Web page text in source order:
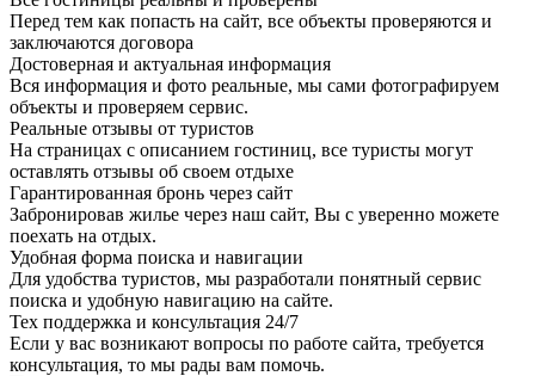
Перед тем как попасть на сайт, все объекты проверяются и
заключаются договора
Достоверная и актуальная информация
Вся информация и фото реальные, мы сами фотографируем
объекты и проверяем сервис.
Реальные отзывы от туристов
На страницах с описанием гостиниц, все туристы могут
оставлять отзывы об своем отдыхе
Гарантированная бронь через сайт
Забронировав жилье через наш сайт, Вы с уверенно можете
поехать на отдых.
Удобная форма поиска и навигации
Для удобства туристов, мы разработали понятный сервис
поиска и удобную навигацию на сайте.
Тех поддержка и консультация 24/7
Если у вас возникают вопросы по работе сайта, требуется
консультация, то мы рады вам помочь.